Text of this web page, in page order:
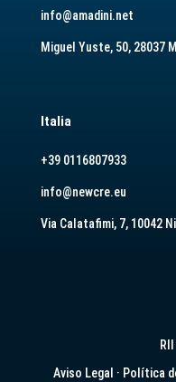
info@amadini.net
Miguel Yuste, 50, 28037
Italia
+39 0116807933
info@newcre.eu
Via Calatafimi, 7, 10042
Aviso Legal · Política